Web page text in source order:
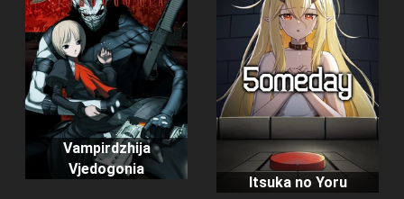
Vampirdzhija
Vjedogonia
Itsuka no Yoru